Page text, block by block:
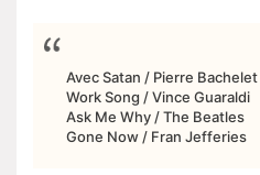
Avec Satan / Pierre Bachelet
Work Song / Vince Guaraldi
Ask Me Why / The Beatles
Gone Now / Fran Jefferies